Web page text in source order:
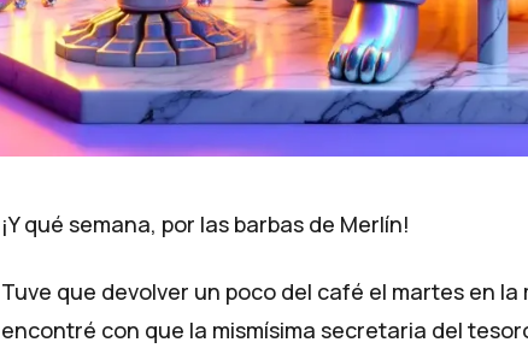
¡Y qué semana, por las barbas de Merlín!
Tuve que devolver un poco del café el martes en
encontré con que la mismísima secretaria del